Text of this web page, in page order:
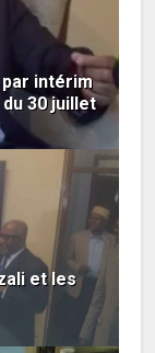
par intérim
30 juillet
et les